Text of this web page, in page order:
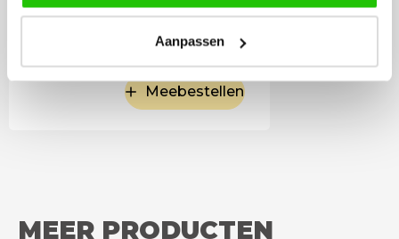
Aanpassen
8,95
Meebestellen
MEER PRODUCTEN